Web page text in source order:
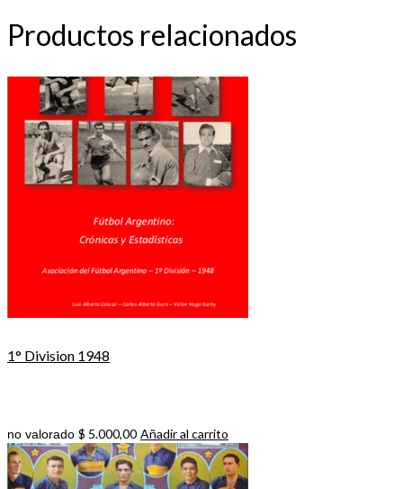
Productos relacionados
1° Division 1948
no valorado $ 5.000,00 Añadir al carrito